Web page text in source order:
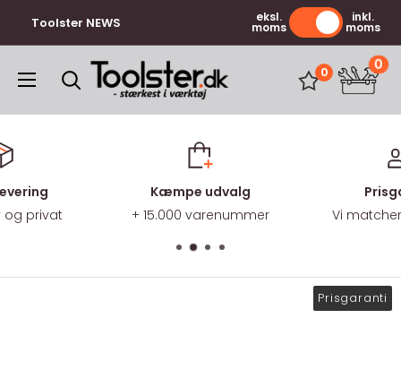
Toolster NEWS eksl.
moms
inkl.
moms
Toolster.dk 0 0
og privat
Kæmpe udvalg
+ 15.000 varenummer
Vi matcher
Prisgaranti